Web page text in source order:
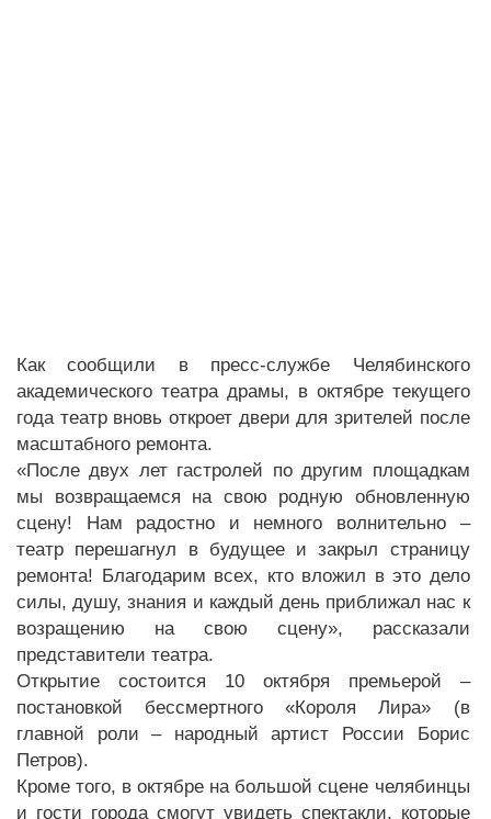
Как сообщили в пресс-службе Челябинского
академического театра драмы, в октябре текущего
года театр вновь откроет двери для зрителей после
масштабного ремонта.
«После двух лет гастролей по другим площадкам
мы возвращаемся на свою родную обновленную
сцену! Нам радостно и немного волнительно –
театр перешагнул в будущее и закрыл страницу
ремонта! Благодарим всех, кто вложил в это дело
силы, душу, знания и каждый день приближал нас к
возращению на свою сцену», рассказали
представители театра.
Открытие состоится 10 октября премьерой –
постановкой бессмертного «Короля Лира» (в
главной роли – народный артист России Борис
Петров).
Кроме того, в октябре на большой сцене челябинцы
и гости города смогут увидеть спектакли, которые